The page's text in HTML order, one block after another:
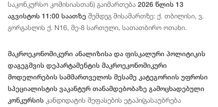
საკონკურსო კომისიასთან) გაიმართება 2026 წლის 13
აგვისტოს 11:00 საათზე შემდეგ მისამართზე: ქ. თბილისი, ვ.
გორგასლის ქ. N16, მე-8 სართული, სათათბირო ოთახი.
მაკროეკონომიკური ანალიზისა და ფისკალური პოლიტიკის
დაგეგმვის დეპარტამენტის მაკროეკონომიკური
მოდელირების სამმართველოს მესამე კატეგორიის უფროსი
სპეციალისტის ვაკანტურ თანამდებობაზე გამოცხადებული
კონკურსის კანდიდატის შეფასების ეტაპი(გასაუბრება